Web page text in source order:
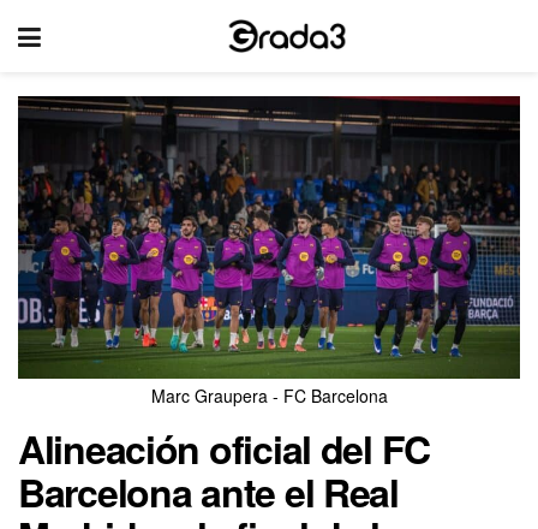
Marc Graupera - FC Barcelona
Alineación oficial del FC
Barcelona ante el Real